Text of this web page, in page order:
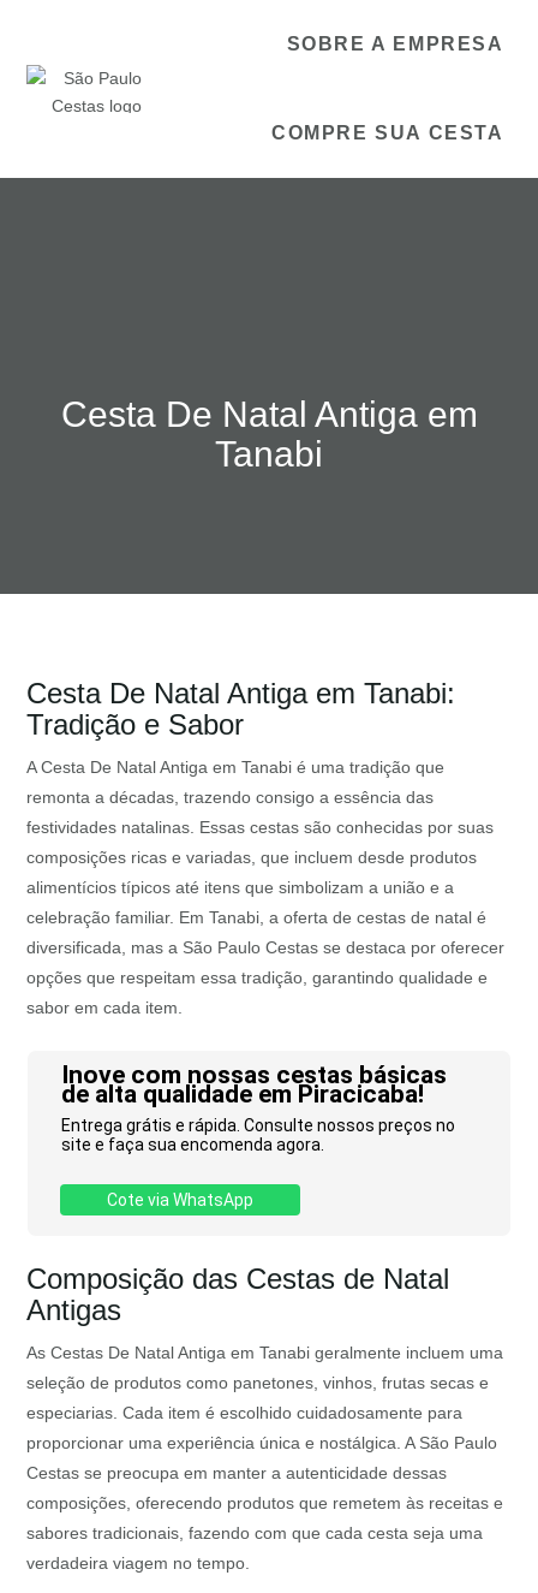
SOBRE A EMPRESA
COMPRE SUA CESTA
Cesta De Natal Antiga em
Tanabi
Cesta De Natal Antiga em Tanabi:
Tradição e Sabor
A Cesta De Natal Antiga em Tanabi é uma tradição que
remonta a décadas, trazendo consigo a essência das
festividades natalinas. Essas cestas são conhecidas por suas
composições ricas e variadas, que incluem desde produtos
alimentícios típicos até itens que simbolizam a união e a
celebração familiar. Em Tanabi, a oferta de cestas de natal é
diversificada, mas a São Paulo Cestas se destaca por oferecer
opções que respeitam essa tradição, garantindo qualidade e
sabor em cada item.
Inove com nossas cestas básicas
de alta qualidade em Piracicaba!
Entrega grátis e rápida. Consulte nossos preços no
site e faça sua encomenda agora.
Cote via WhatsApp
Composição das Cestas de Natal
Antigas
As Cestas De Natal Antiga em Tanabi geralmente incluem uma
seleção de produtos como panetones, vinhos, frutas secas e
especiarias. Cada item é escolhido cuidadosamente para
proporcionar uma experiência única e nostálgica. A São Paulo
Cestas se preocupa em manter a autenticidade dessas
composições, oferecendo produtos que remetem às receitas e
sabores tradicionais, fazendo com que cada cesta seja uma
verdadeira viagem no tempo.